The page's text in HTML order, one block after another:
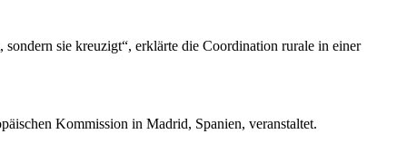
sie kreuzigt“, erklärte die Coordination rurale in einer
Kommission in Madrid, Spanien, veranstaltet.